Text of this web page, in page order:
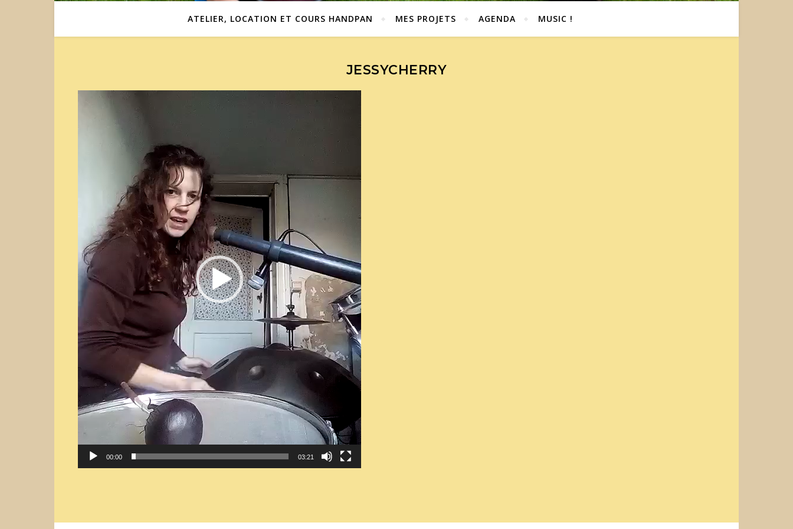
ATELIER, LOCATION ET COURS HANDPAN MES PROJETS AGENDA MUSIC !
JESSYCHERRY
Lecteur
00:00 03:21